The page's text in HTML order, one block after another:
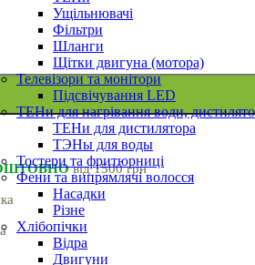
Ущільнювачі
Фільтри
Шланги
Щітки двигуна (мотора)
Телевізори та монітори
Підсвічування LED
ТЕНи для нагрівання води,
ТЕНи для дистилятора
ТЭНы для воды
Тостери та фритюрниці
Фени та випрямлячі волосся
Насадки
Різне
Хлібопічки
Відра
Двигуни
від 1500 грн